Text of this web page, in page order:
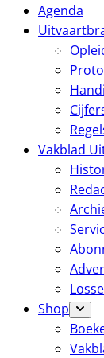
Agenda
Vakblad
Shop